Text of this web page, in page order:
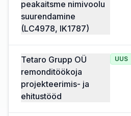
peakaitsme nimivoolu
suurendamine
(LC4978, IK1787)
Tetaro Grupp OÜ
remonditöökoja
projekteerimis- ja
ehitustööd
UUS